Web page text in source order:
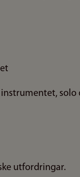
solo
utfordringar.